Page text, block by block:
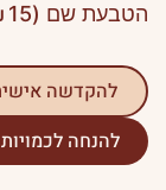
הטבעת שם (15
להקדשה
להנחה